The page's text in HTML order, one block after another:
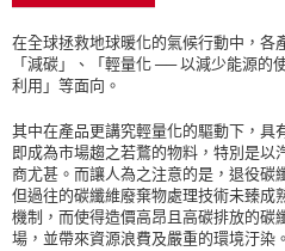
在全球拯救地球暖化的氣候行動中，各
「減碳」、「輕量化 ── 以減少能源
利用」等面向。
其中在產品更講究輕量化的驅動下，具
即成為市場趨之若鶩的物料，特別是
商尤甚。而讓人為之注意的是，退役碳
但過往的碳纖維廢棄物處理技術未臻成
機制，而使得造價高昂且高碳排放的碳
場，並帶來資源浪費及嚴重的環境汙染。